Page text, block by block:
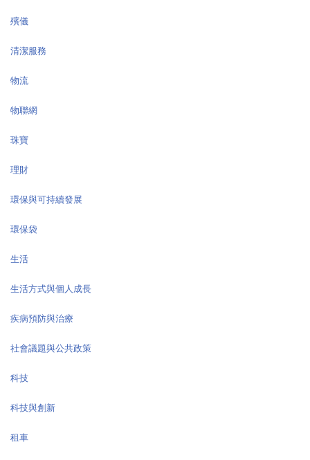
殯儀
清潔服務
物流
物聯網
珠寶
理財
環保與可持續發展
環保袋
生活
生活方式與個人成長
疾病預防與治療
社會議題與公共政策
科技
科技與創新
租車